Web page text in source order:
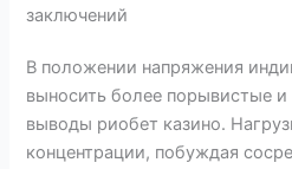
заключений
В положении напряжения
выносить более порывистые
выводы риобет казино.
концентрации, побуждая